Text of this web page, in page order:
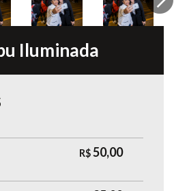
Iluminada
R$50,00